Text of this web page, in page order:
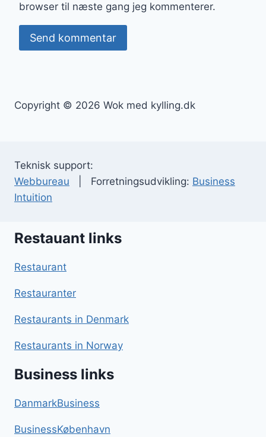
browser til næste gang jeg kommenterer.
Copyright © 2026 Wok med kylling.dk
Teknisk support:
Webbureau | Forretningsudvikling: Business
Intuition
Restauant links
Restaurant
Restauranter
Restaurants in Denmark
Restaurants in Norway
Business links
DanmarkBusiness
BusinessKøbenhavn